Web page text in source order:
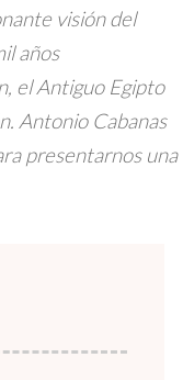
visión del
años
el Antiguo Egipto
Antonio Cabanas
presentarnos una